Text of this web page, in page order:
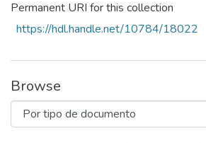
Permanent URI for this collection
https://hdl.handle.net/10784/18022
Browse